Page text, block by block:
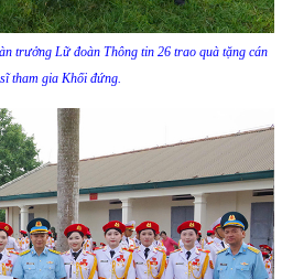
trưởng Lữ đoàn Thông tin 26 trao quà tặng cán
tham gia Khối đứng.